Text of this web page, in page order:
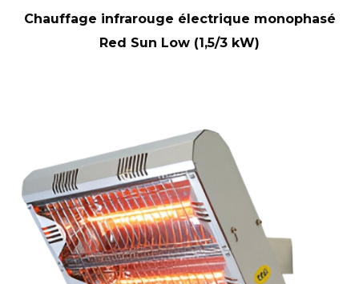
Chauffage infrarouge électrique monophasé
Red Sun Low (1,5/3 kW)